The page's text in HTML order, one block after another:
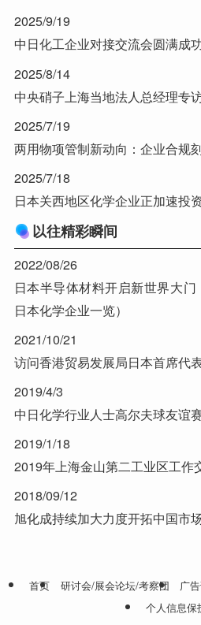
2025/9/19
中日化工企业对接交流会圆满成
2025/8/14
中央硝子上海当地法人总经理
2025/7/19
两用物项管制新动向：企业合规
2025/7/18
日本关西地区化学企业正加速投
以往精彩瞬间
2022/08/26
日本半导体材料开启新世界大
日本化学企业一览）
2021/10/21
访问香港贸易发展局日本首席代
2019/4/3
中日化学行业人士高尔夫球友谊
2019/1/18
2019年上海金山第二工业区工作
2018/09/12
旭化成持续加大力度开拓中国市
首页 研讨会/展会论坛/考察团 广
个人信息保